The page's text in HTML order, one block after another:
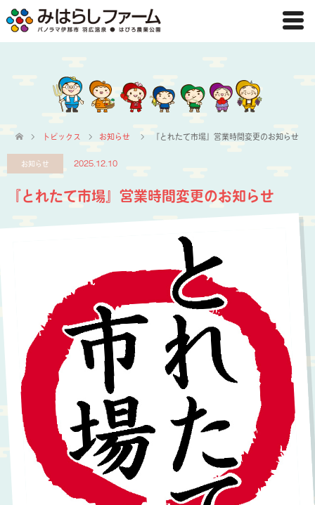
トピックス お知らせ 『とれたて市場』営業時間変更のお知らせ
お知らせ 2025.12.10
『とれたて市場』営業時間変更のお知らせ